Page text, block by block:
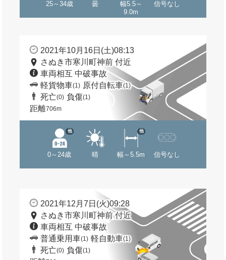
25～34歳 曇
幅5.5～
9.0m
信号なし
2021年10月16日(土)08:13
さぬき市寒川町神前 付近
車両相互 中破事故
軽貨物車(1) 原付自転車(1)
死亡(0) 負傷(1)
距離706m
0～24歳
他
晴 幅～5.5m
他
信号なし
2021年12月7日(火)09:28
さぬき市寒川町神前 付近
車両相互 中破事故
普通乗用車(1) 軽自動車(1)
死亡(0) 負傷(1)